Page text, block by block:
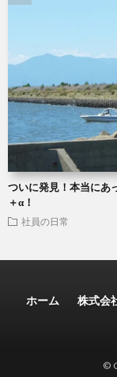
ついに発見！本当にあ
＋α！
社員の日常
ホーム 株式会
©